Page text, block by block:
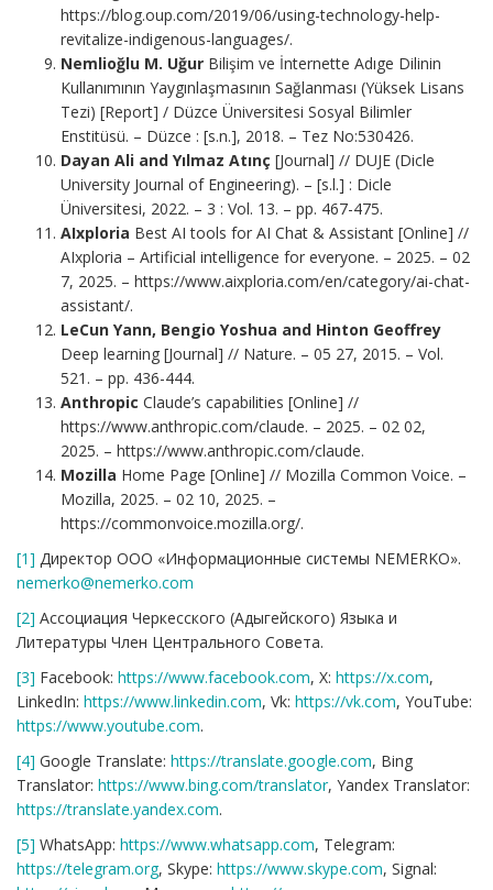
https://blog.oup.com/2019/06/using-technology-help-
revitalize-indigenous-languages/.
Nemlioğlu M. Uğur Bilişim ve İnternette Adıge Dilinin
Kullanımının Yaygınlaşmasının Sağlanması (Yüksek Lisans
Tezi) [Report] / Düzce Üniversitesi Sosyal Bilimler
Enstitüsü. – Düzce : [s.n.], 2018. – Tez No:530426.
Dayan Ali and Yılmaz Atınç [Journal] // DUJE (Dicle
University Journal of Engineering). – [s.l.] : Dicle
Üniversitesi, 2022. – 3 : Vol. 13. – pp. 467-475.
AIxploria Best AI tools for AI Chat & Assistant [Online] //
AIxploria – Artificial intelligence for everyone. – 2025. – 02
7, 2025. – https://www.aixploria.com/en/category/ai-chat-
assistant/.
LeCun Yann, Bengio Yoshua and Hinton Geoffrey
Deep learning [Journal] // Nature. – 05 27, 2015. – Vol.
521. – pp. 436-444.
Anthropic Claude’s capabilities [Online] //
https://www.anthropic.com/claude. – 2025. – 02 02,
2025. – https://www.anthropic.com/claude.
Mozilla Home Page [Online] // Mozilla Common Voice. –
Mozilla, 2025. – 02 10, 2025. –
https://commonvoice.mozilla.org/.
[1] Директор ООО «Информационные системы NEMERKO».
nemerko@nemerko.com
[2] Ассоциация Черкесского (Адыгейского) Языка и
Литературы Член Центрального Совета.
[3] Facebook: https://www.facebook.com, X: https://x.com,
LinkedIn: https://www.linkedin.com, Vk: https://vk.com, YouTube:
https://www.youtube.com.
[4] Google Translate: https://translate.google.com, Bing
Translator: https://www.bing.com/translator, Yandex Translator:
https://translate.yandex.com.
[5] WhatsApp: https://www.whatsapp.com, Telegram:
https://telegram.org, Skype: https://www.skype.com, Signal: